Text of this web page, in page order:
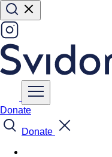
Donate
Donate